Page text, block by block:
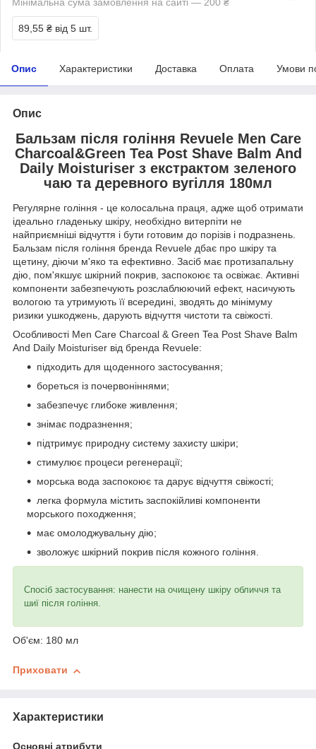
89,55 ₴ від 5 шт.
Опис Характеристики Доставка Оплата Умови
Опис
Бальзам після гоління Revuele Men Care
Charcoal&Green Tea Post Shave Balm And
Daily Moisturiser з екстрактом зеленого
чаю та деревного вугілля 180мл
Регулярне гоління - це колосальна праця, адже щоб отримати
ідеально гладеньку шкіру, необхідно витерпіти не
найприємніші відчуття і бути готовим до порізів і подразнень.
Бальзам після гоління бренда Revuele дбає про шкіру та
щетину, діючи м'яко та ефективно. Засіб має протизапальну
дію, пом'якшує шкірний покрив, заспокоює та освіжає. Активні
компоненти забезпечують розслаблюючий ефект, насичують
вологою та утримують її всередині, зводять до мінімуму
ризики ушкоджень, дарують відчуття чистоти та свіжості.
Особливості Men Care Charcoal & Green Tea Post Shave Balm
And Daily Moisturiser від бренда Revuele:
підходить для щоденного застосування;
бореться із почервоніннями;
забезпечує глибоке живлення;
знімає подразнення;
підтримує природну систему захисту шкіри;
стимулює процеси регенерації;
морська вода заспокоює та дарує відчуття свіжості;
легка формула містить заспокійливі компоненти
морського походження;
має омолоджувальну дію;
зволожує шкірний покрив після кожного гоління.
Спосіб застосування: нанести на очищену шкіру обличчя та
шиї після гоління.
Об'єм: 180 мл
Приховати
Характеристики
Основні атрибути